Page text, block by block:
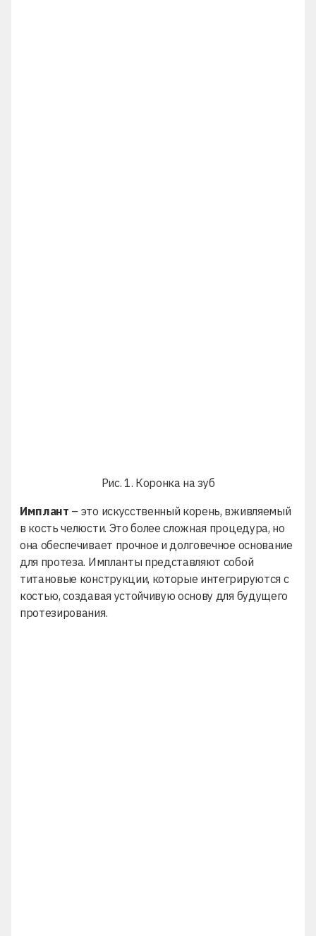
Рис. 1. Коронка на зуб
Имплант – это искусственный корень, вживляемый
в кость челюсти. Это более сложная процедура, но
она обеспечивает прочное и долговечное основание
для протеза. Импланты представляют собой
титановые конструкции, которые интегрируются с
костью, создавая устойчивую основу для будущего
протезирования.